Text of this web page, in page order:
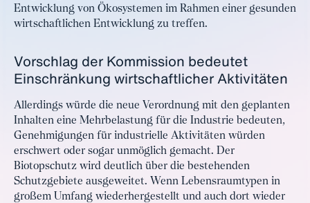
Entwicklung von Ökosystemen im Rahmen einer gesunden
wirtschaftlichen Entwicklung zu treffen.
Vorschlag der Kommission bedeutet
Einschränkung wirtschaftlicher Aktivitäten
Allerdings würde die neue Verordnung mit den geplanten
Inhalten eine Mehrbelastung für die Industrie bedeuten,
Genehmigungen für industrielle Aktivitäten würden
erschwert oder sogar unmöglich gemacht. Der
Biotopschutz wird deutlich über die bestehenden
Schutzgebiete ausgeweitet. Wenn Lebensraumtypen in
großem Umfang wiederhergestellt und auch dort wieder